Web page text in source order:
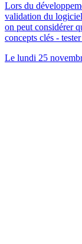
Lors du
validation du
on peut considérer
concepts clés -
Le lundi 25